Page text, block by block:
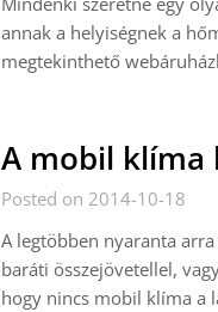
annak a helyiségnek a
megtekinthető
A mobil klíma
Posted on 2014-10-18
A legtöbben nyaranta
baráti összejövetellel,
hogy nincs mobil klíma a